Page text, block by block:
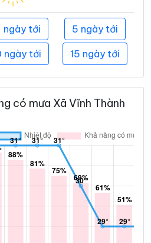
ngày tới 5 ngày tới
ngày tới 15 ngày tới
có mưa Xã Vĩnh Thành